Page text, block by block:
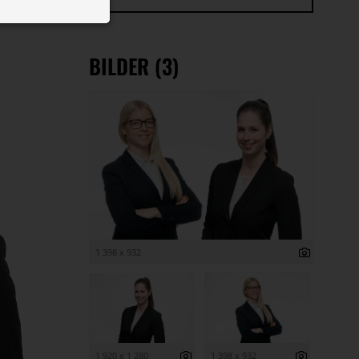
BILDER (3)
1 398 x 932
1 920 x 1 280 1 398 x 932